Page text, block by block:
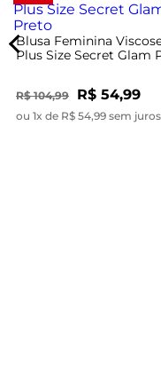
Blusa Feminina
Plus Size Secret Glam
R$ 104,99 R$ 54,99
ou 1x de R$ 54,99 sem juros